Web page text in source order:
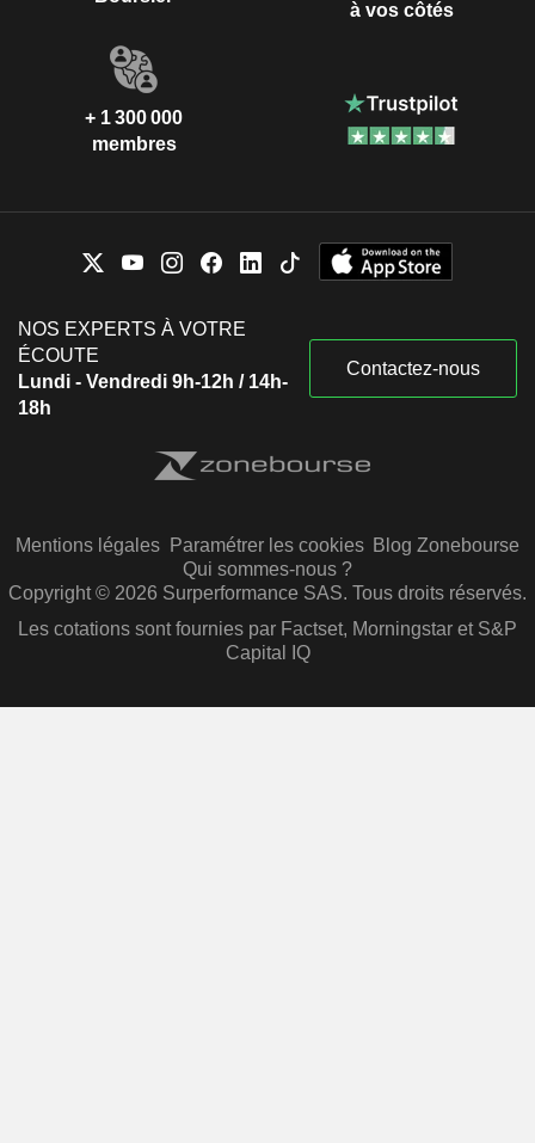
à vos côtés
+ 1 300 000
membres
NOS EXPERTS À VOTRE
ÉCOUTE
Lundi - Vendredi 9h-12h / 14h-
18h
Contactez-nous
Mentions légales Paramétrer les cookies Blog Zonebourse
Qui sommes-nous ?
Copyright © 2026 Surperformance SAS. Tous droits réservés.
Les cotations sont fournies par Factset, Morningstar et S&P
Capital IQ